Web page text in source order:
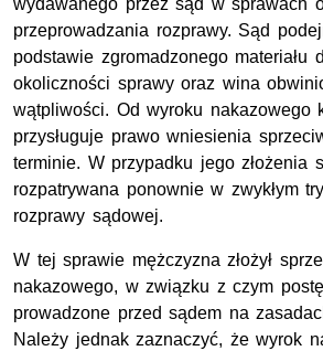
przeprowadzania rozprawy. Sąd
podstawie zgromadzonego materiału
okoliczności sprawy oraz wina
wątpliwości. Od wyroku nakazowego
przysługuje prawo wniesienia
terminie. W przypadku jego złożenia
rozpatrywana ponownie w zwykłym
rozprawy sądowej.
W tej sprawie mężczyzna złożył
nakazowego, w związku z czym
prowadzone przed sądem na
Należy jednak zaznaczyć, że wyrok